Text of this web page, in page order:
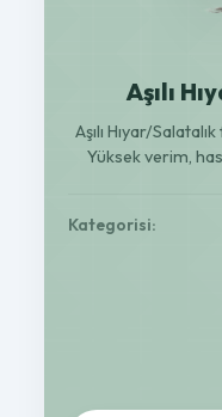
Aşılı
Aşılı Hıyar/
Yüksek verim,
Kategorisi: